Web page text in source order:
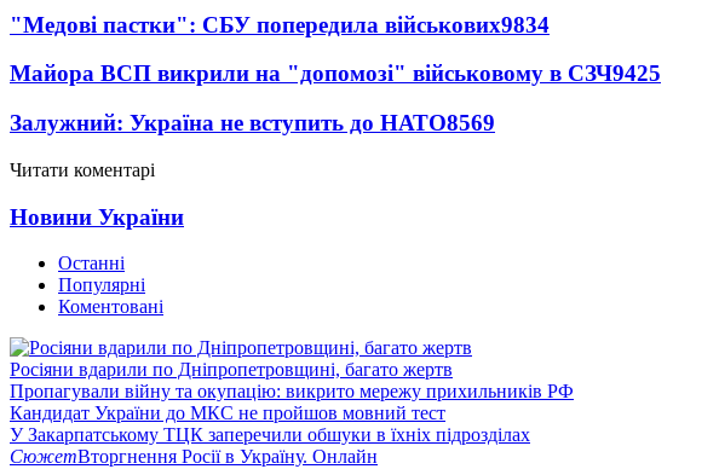
"Медові пастки": СБУ попередила військових9834
Майора ВСП викрили на "допомозі" військовому в СЗЧ9425
Залужний: Україна не вступить до НАТО8569
Читати коментарі
Новини України
Останні
Популярні
Коментовані
Росіяни вдарили по Дніпропетровщині, багато жертв
Пропагували війну та окупацію: викрито мережу прихильників РФ
Кандидат України до МКС не пройшов мовний тест
У Закарпатському ТЦК заперечили обшуки в їхніх підрозділах
СюжетВторгнення Росії в Україну. Онлайн